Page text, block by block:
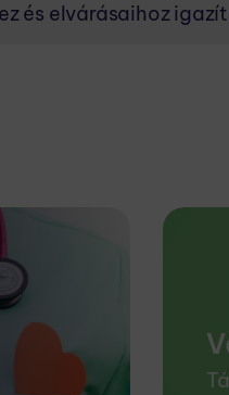
és elvárásaihoz